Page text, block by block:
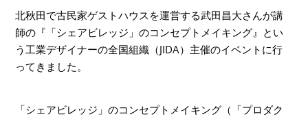
北秋田で古民家ゲストハウスを運営する武田昌大さんが講
師の『「シェアビレッジ」のコンセプトメイキング』とい
う工業デザイナーの全国組織（JIDA）主催のイベントに行
ってきました。
「シェアビレッジ」のコンセプトメイキング（「プロダク